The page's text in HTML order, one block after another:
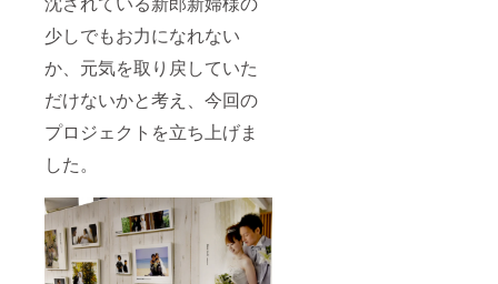
少しでもお力になれない
か、元気を取り戻していた
だけないかと考え、今回の
プロジェクトを立ち上げま
した。